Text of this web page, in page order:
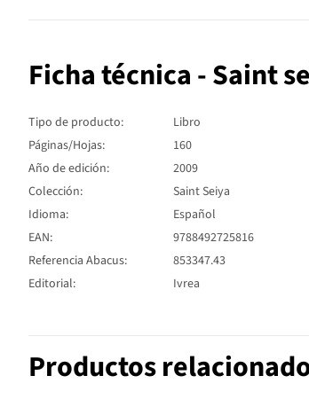
Ficha técnica - Saint
Tipo de producto:
Libro
Páginas/Hojas:
160
Año de edición:
2009
Colección:
Saint Seiya
Idioma:
Español
EAN:
9788492725816
Referencia Abacus:
853347.43
Editorial:
Ivrea
Productos